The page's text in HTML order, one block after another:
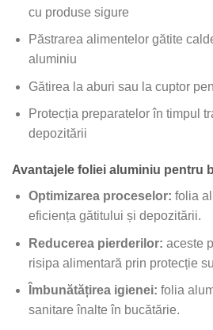
cu produse sigure
Păstrarea alimentelor gătite
aluminiu
Gătirea la aburi sau la cuptor
Protecția preparatelor în timpul
depozitării
Avantajele foliei aluminiu pentru
Optimizarea proceselor: folia
eficiența gătitului și depozitării.
Reducerea pierderilor: aceste
risipa alimentară prin protecție
Îmbunătățirea igienei: folia
sanitare înalte în bucătărie.